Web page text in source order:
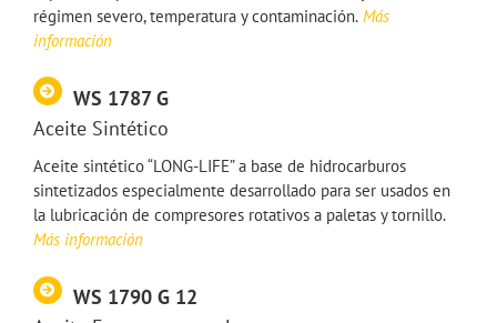
régimen severo, temperatura y contaminación. Más
información
WS 1787 G
Aceite Sintético
Aceite sintético “LONG-LIFE” a base de hidrocarburos
sintetizados especialmente desarrollado para ser usados en
la lubricación de compresores rotativos a paletas y tornillo.
Más información
WS 1790 G 12